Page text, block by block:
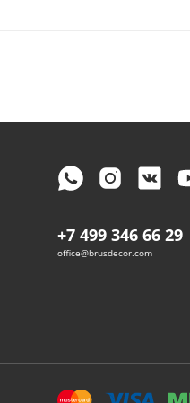
+7 499 346 66 29
office@brusdecor.com